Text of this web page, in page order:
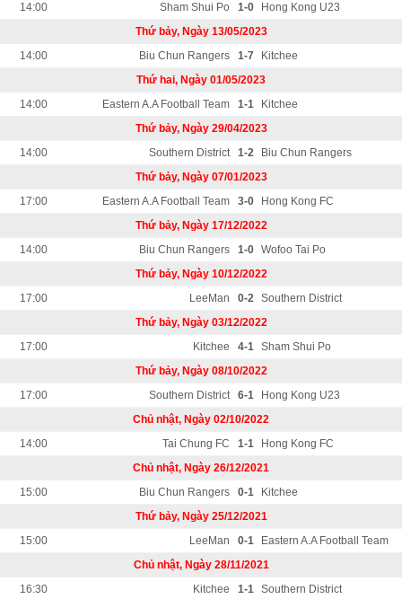
14:00
Sham Shui Po 1-0
Hong Kong U23
Thứ bảy, Ngày 13/05/2023
14:00
Biu Chun Rangers 1-7
Kitchee
Thứ hai, Ngày 01/05/2023
14:00
Eastern A.A Football Team 1-1
Kitchee
Thứ bảy, Ngày 29/04/2023
14:00
Southern District 1-2
Biu Chun Rangers
Thứ bảy, Ngày 07/01/2023
17:00
Eastern A.A Football Team 3-0
Hong Kong FC
Thứ bảy, Ngày 17/12/2022
14:00
Biu Chun Rangers 1-0
Wofoo Tai Po
Thứ bảy, Ngày 10/12/2022
17:00
LeeMan 0-2
Southern District
Thứ bảy, Ngày 03/12/2022
17:00
Kitchee 4-1
Sham Shui Po
Thứ bảy, Ngày 08/10/2022
17:00
Southern District 6-1
Hong Kong U23
Chủ nhật, Ngày 02/10/2022
14:00
Tai Chung FC 1-1
Hong Kong FC
Chủ nhật, Ngày 26/12/2021
15:00
Biu Chun Rangers 0-1
Kitchee
Thứ bảy, Ngày 25/12/2021
15:00
LeeMan 0-1
Eastern A.A Football Team
Chủ nhật, Ngày 28/11/2021
16:30
Kitchee 1-1
Southern District